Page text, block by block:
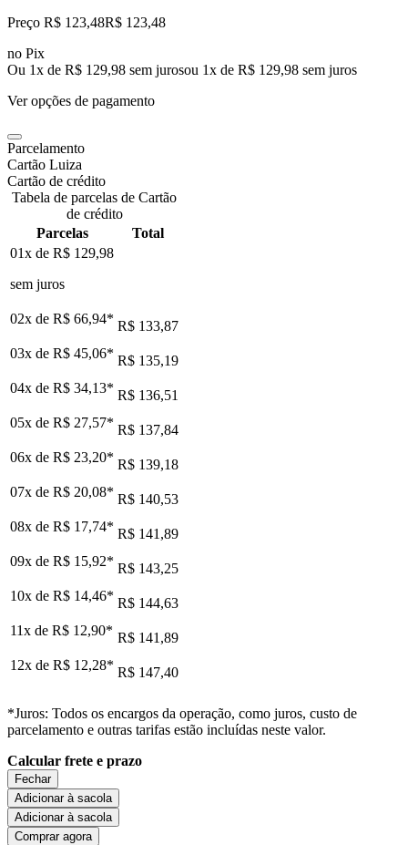
Preço R$ 123,48R$ 123,48
no Pix
Ou 1x de R$ 129,98 sem jurosou 1x de R$ 129,98 sem juros
Ver opções de pagamento
Parcelamento
Cartão Luiza
Cartão de crédito
Tabela de parcelas de Cartão
de crédito
Parcelas
Total
01x de R$ 129,98
sem juros
02x de R$ 66,94* R$ 133,87
03x de R$ 45,06* R$ 135,19
04x de R$ 34,13* R$ 136,51
05x de R$ 27,57* R$ 137,84
06x de R$ 23,20* R$ 139,18
07x de R$ 20,08* R$ 140,53
08x de R$ 17,74* R$ 141,89
09x de R$ 15,92* R$ 143,25
10x de R$ 14,46* R$ 144,63
11x de R$ 12,90* R$ 141,89
12x de R$ 12,28* R$ 147,40
*Juros: Todos os encargos da operação, como juros, custo de
parcelamento e outras tarifas estão incluídas neste valor.
Calcular frete e prazo
Fechar
Adicionar à sacola
Adicionar à sacola
Comprar agora